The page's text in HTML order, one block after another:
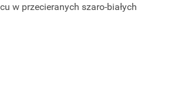
w przecieranych szaro-białych